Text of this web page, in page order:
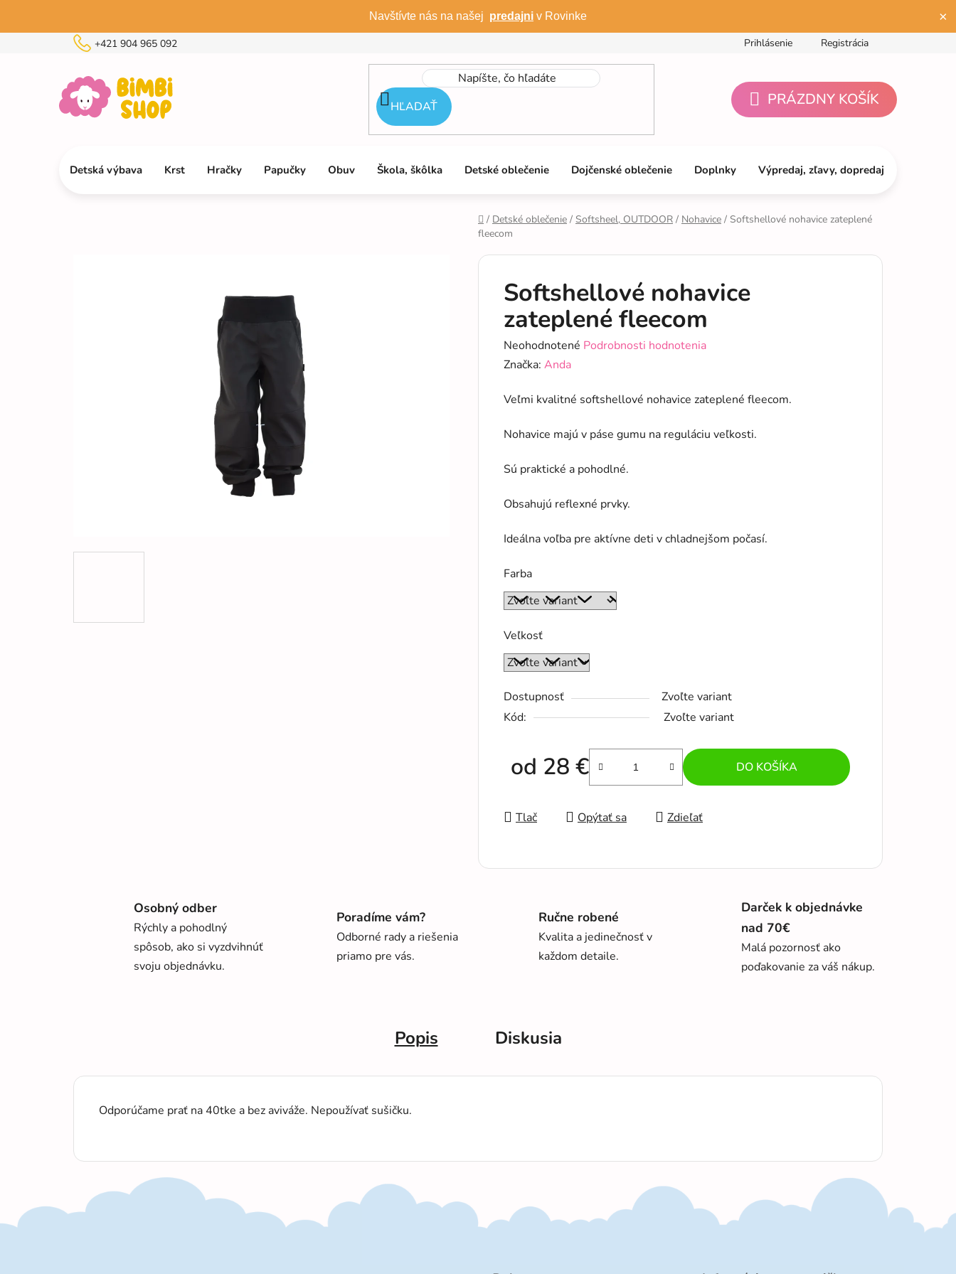
Navštívte nás na našej predajni v Rovinke ×
+421 904 965 092 Prihlásenie Registrácia
HĽADAŤ
NÁKUPNÝ
PRÁZDNY KOŠÍK
Detská výbava Krst Hračky Papučky Obuv Škola, škôlka Detské oblečenie Dojčenské oblečenie Doplnky Výpredaj, zľavy, dopredaj
Domov
/ Detské oblečenie / Softsheel, OUTDOOR / Nohavice / Softshellové nohavice zateplené
fleecom
Softshellové nohavice
zateplené fleecom
Priemerné
hodnotenie
je
z
hviezdičiek.
Neohodnotené Podrobnosti hodnotenia
Značka: Anda
Veľmi kvalitné softshellové nohavice zateplené fleecom.
Nohavice majú v páse gumu na reguláciu veľkosti.
Sú praktické a pohodlné.
Obsahujú reflexné prvky.
Ideálna voľba pre aktívne deti v chladnejšom počasí.
Farba
Veľkosť
Dostupnosť
Zvoľte variant
Kód:
Zvoľte variant
od 28 €
Jednotková cena:
DO KOŠÍKA
Tlač Opýtať sa Zdieľať
Osobný odber
Rýchly a pohodlný
spôsob, ako si vyzdvihnúť
svoju objednávku.
Poradíme vám?
Odborné rady a riešenia
priamo pre vás.
Ručne robené
Kvalita a jedinečnosť v
každom detaile.
Darček k objednávke
nad 70€
Malá pozornosť ako
poďakovanie za váš nákup.
Popis Diskusia
Odporúčame prať na 40tke a bez aviváže. Nepoužívať sušičku.